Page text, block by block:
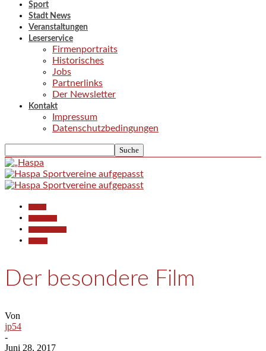
Sport
Stadt News
Veranstaltungen
Leserservice
Firmenportraits
Historisches
Jobs
Partnerlinks
Der Newsletter
Kontakt
Impressum
Datenschutzbedingungen
Der besondere Film
Von
jp54
-
Juni 28, 2017